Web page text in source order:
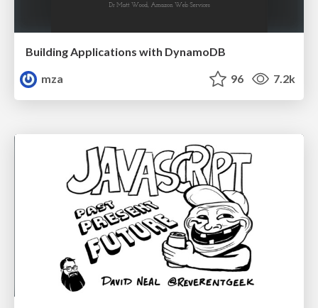
Building Applications with DynamoDB
mza
96 7.2k